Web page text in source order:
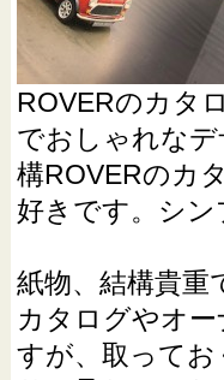
ROVERのカタ
でおしゃれな
構ROVERのカ
好きです。シ
紙物、結構貴重
カタログやオ
すが、取って